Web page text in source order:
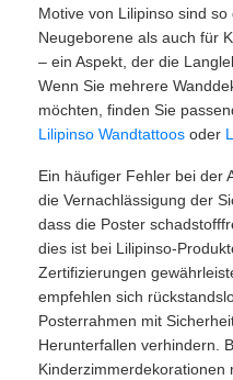
Motive von Lilipinso sind
Neugeborene als auch für
– ein Aspekt, der die
Wenn Sie mehrere
möchten, finden Sie
Lilipinso Wandtattoos oder
Ein häufiger Fehler bei der
die Vernachlässigung der
dass die Poster
dies ist bei Lilipinso-
Zertifizierungen
empfehlen sich
Posterrahmen mit
Herunterfallen verhindern.
Kinderzimmerdekorationen